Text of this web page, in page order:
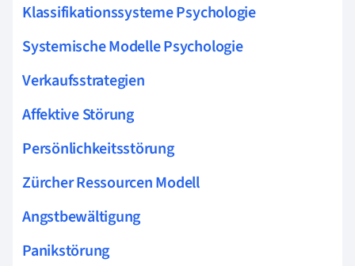
Klassifikationssysteme Psychologie
Systemische Modelle Psychologie
Verkaufsstrategien
Affektive Störung
Persönlichkeitsstörung
Zürcher Ressourcen Modell
Angstbewältigung
Panikstörung